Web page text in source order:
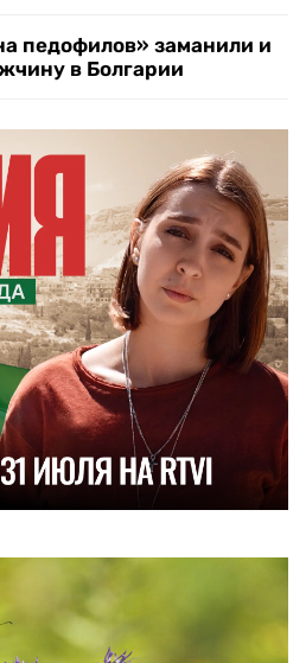
педофилов» заманили и
в Болгарии